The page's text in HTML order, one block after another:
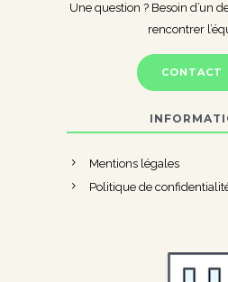
Une question ? Besoin d’un
rencontrer
CONTACT
Mentions légales
Politique de